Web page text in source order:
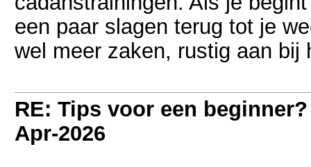
een paar slagen terug tot je
wel meer zaken, rustig aan bij
RE: Tips voor een
Apr-2026